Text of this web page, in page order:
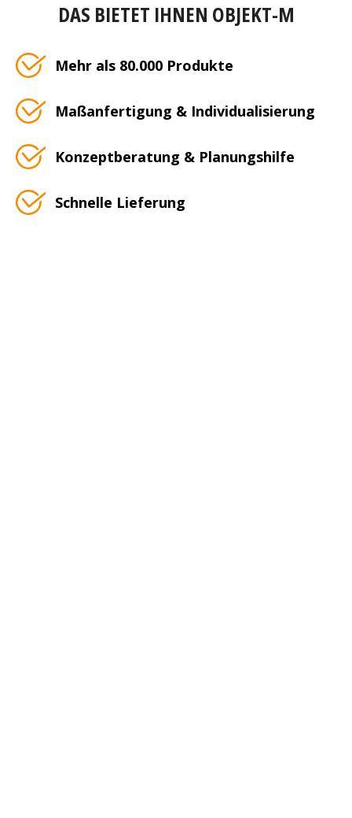
DAS BIETET IHNEN OBJEKT-M
Mehr als 80.000 Produkte
Maßanfertigung & Individualisierung
Konzeptberatung & Planungshilfe
Schnelle Lieferung